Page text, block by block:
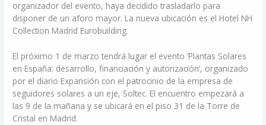
organizador del evento, haya decidido trasladarlo para
disponer de un aforo mayor. La nueva ubicación es el Hotel NH
Collection Madrid Eurobuilding.
El próximo 1 de marzo tendrá lugar el evento ‘Plantas Solares
en España: desarrollo, financiación y autorización’, organizado
por el diario Expansión con el patrocinio de la empresa de
seguidores solares a un eje, Soltec. El encuentro empezará a
las 9 de la mañana y se ubicará en el piso 31 de la Torre de
Cristal en Madrid.